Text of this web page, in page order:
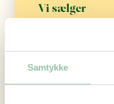
Samtykke
Vi sælger